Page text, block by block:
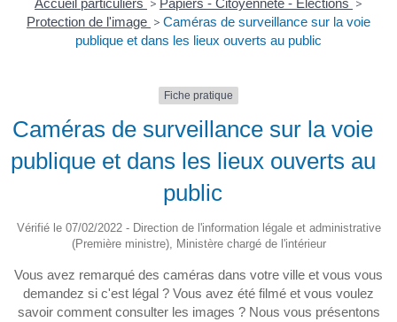
Accueil particuliers > Papiers - Citoyenneté - Élections >
Protection de l'image > Caméras de surveillance sur la voie
publique et dans les lieux ouverts au public
Fiche pratique
Caméras de surveillance sur la voie
publique et dans les lieux ouverts au
public
Vérifié le 07/02/2022 - Direction de l'information légale et administrative
(Première ministre), Ministère chargé de l'intérieur
Vous avez remarqué des caméras dans votre ville et vous vous
demandez si c'est légal ? Vous avez été filmé et vous voulez
savoir comment consulter les images ? Nous vous présentons